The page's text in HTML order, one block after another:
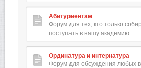
Абитуриентам
Форум для тех, кто только
поступать в нашу академию.
Ординатура и интернатура
Форум для обсуждения любых